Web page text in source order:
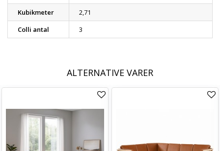
Kubikmeter
2,71
Colli antal
3
ALTERNATIVE VARER